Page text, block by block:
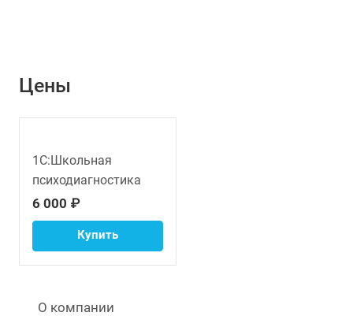
Цены
1С:Школьная
психодиагностика
6 000 ₽
Купить
О компании